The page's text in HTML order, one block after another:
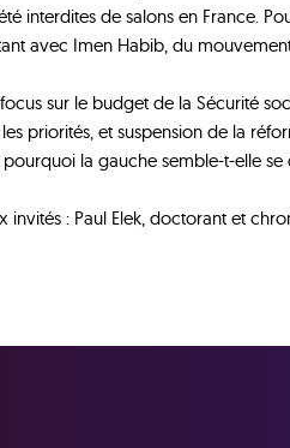
interdites de salons en France.
avec Imen Habib, du
sur le budget de la Sécurité
les priorités, et suspension de la
la gauche semble-t-elle se
invités : Paul Elek, doctorant et